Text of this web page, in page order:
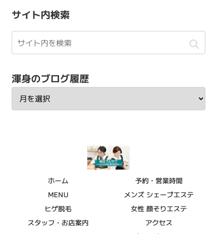
サイト内検索
渾身のブログ履歴
ホーム
予約・営業時間
MENU
メンズ シェーブエステ
ヒゲ脱毛
女性 顔そりエステ
スタッフ・お店案内
アクセス